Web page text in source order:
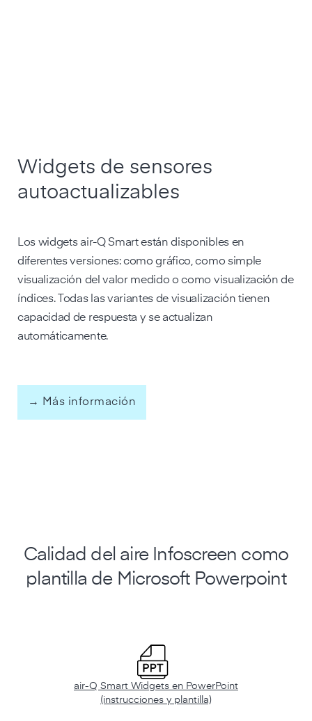
Widgets de sensores
autoactualizables
Los widgets air-Q Smart están disponibles en
diferentes versiones: como gráfico, como simple
visualización del valor medido o como visualización de
índices. Todas las variantes de visualización tienen
capacidad de respuesta y se actualizan
automáticamente.
→ Más información
Calidad del aire Infoscreen como
plantilla de Microsoft Powerpoint
air-Q Smart Widgets en PowerPoint
(instrucciones y plantilla)